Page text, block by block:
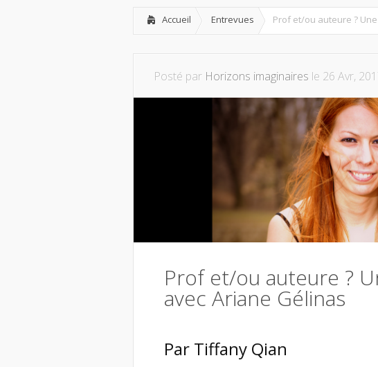
Accueil Entrevues Prof et/ou auteure ?
Posté par Horizons imaginaires le 26 Avr,
Prof et/ou auteure ?
avec Ariane Gélinas
Par Tiffany Qian